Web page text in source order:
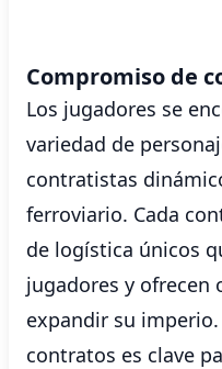
Compromiso de
Los jugadores se
variedad de
contratistas
ferroviario. Cada
de logística únicos
jugadores y ofrecen
expandir su
contratos es clave